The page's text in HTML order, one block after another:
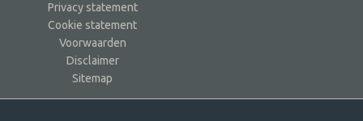
Privacy statement
Cookie statement
Voorwaarden
Disclaimer
Sitemap